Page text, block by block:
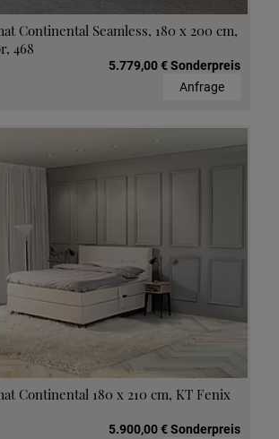
Continental Seamless, 180 x 200 cm,
468
5.779,00 € Sonderpreis
Anfrage
Continental 180 x 210 cm, KT Fenix
5.900,00 € Sonderpreis